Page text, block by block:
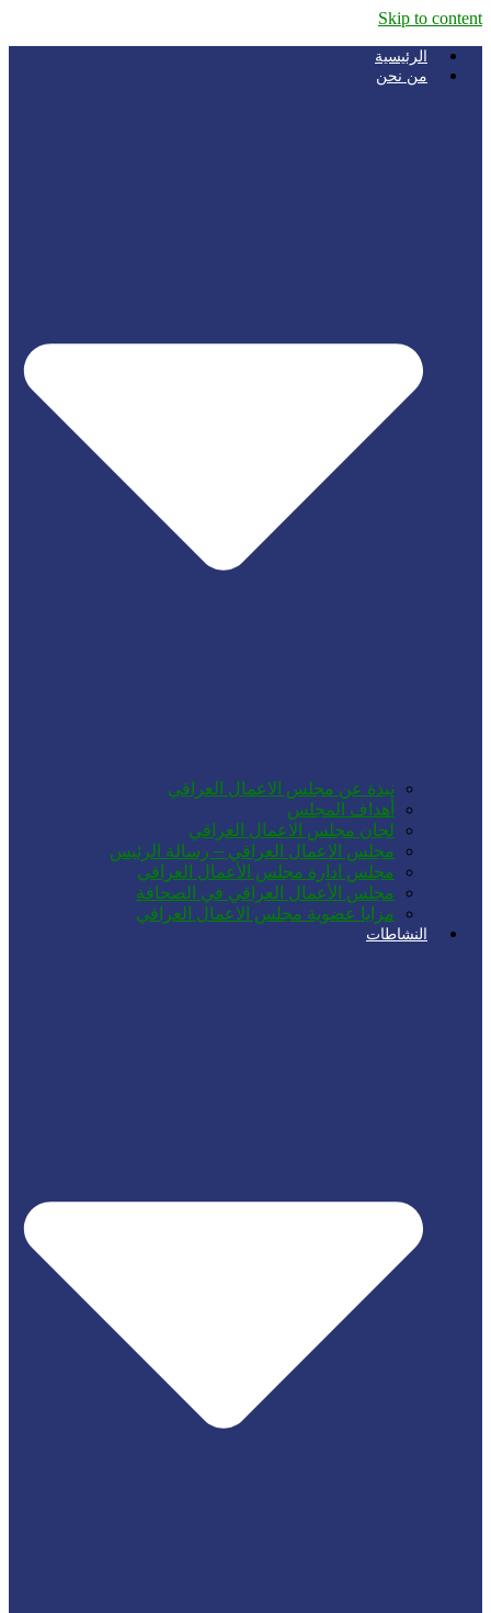
Skip to content
الرئيسية
من نحن
نبذة عن مجلس الاعمال العراقي
أهداف المجلس
لجان مجلس الاعمال العراقي
مجلس الاعمال العراقي – رسالة الرئيس
مجلس ادارة مجلس الأعمال العراقي
مجلس الأعمال العراقي في الصحافة
مزايا عضوية مجلس الاعمال العراقي
النشاطات